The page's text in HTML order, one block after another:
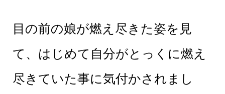
目の前の娘が燃え尽きた姿を見
て、はじめて自分がとっくに燃え
尽きていた事に気付かされまし